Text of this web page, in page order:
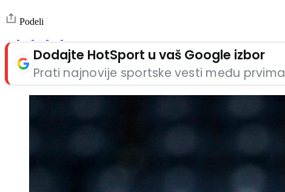
Podeli
Dodajte HotSport u vaš Google izbor
Prati najnovije sportske vesti među prvima